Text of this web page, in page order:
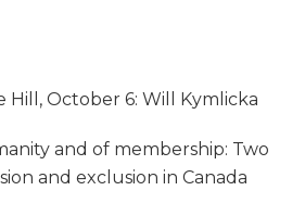
Hill, October 6: Will Kymlicka
and of membership: Two
and exclusion in Canada